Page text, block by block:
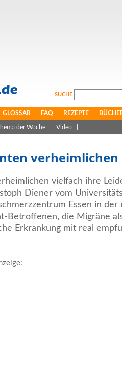
SUCHE
GLOSSAR FAQ REZEPTE
der Woche Video
verheimlichen
vielfach ihre
Diener vom
Essen in der
Betroffenen, die Migräne
Erkrankung mit real